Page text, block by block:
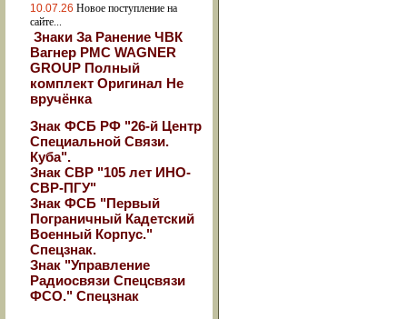
10.07.26 Новое поступление на
сайте...
Знаки За Ранение ЧВК
Вагнер РМС WAGNER
GROUP Полный
комплект Оригинал Не
вручёнка
Знак ФСБ РФ "26-й Центр
Специальной Связи.
Куба".
Знак СВР "105 лет ИНО-
СВР-ПГУ"
Знак ФСБ "Первый
Пограничный Кадетский
Военный Корпус."
Спецзнак.
Знак "Управление
Радиосвязи Спецсвязи
ФСО." Спецзнак